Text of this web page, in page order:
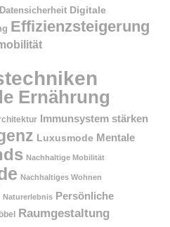
Datensicherheit Digitale
Effizienzsteigerung
Ernährung
Immunsystem stärken
Luxusmode Mentale
Nachhaltige Mobilität
Nachhaltiges Wohnen
Naturerlebnis Persönliche
Raumgestaltung